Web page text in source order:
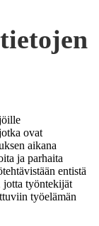
ovat
aikana
ja parhaita
entistä
jotta työntekijät
työelämän